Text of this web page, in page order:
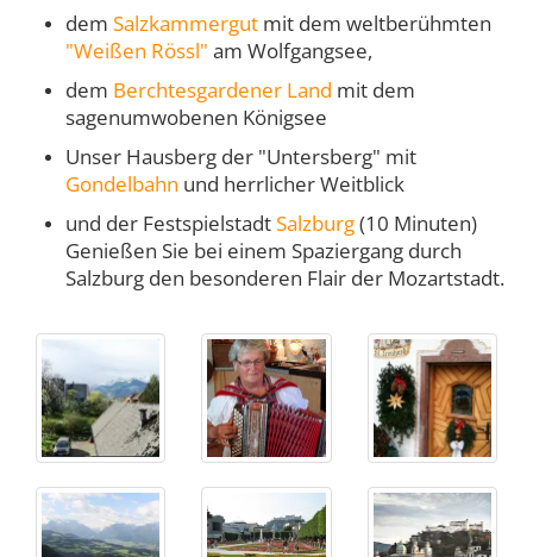
dem Salzkammergut mit dem weltberühmten
"Weißen Rössl" am Wolfgangsee,
dem Berchtesgardener Land mit dem
sagenumwobenen Königsee
Unser Hausberg der "Untersberg" mit
Gondelbahn und herrlicher Weitblick
und der FestspielstadtSalzburg(10 Minuten)
Genießen Sie bei einem Spaziergang durch
Salzburg den besonderen Flair der Mozartstadt.